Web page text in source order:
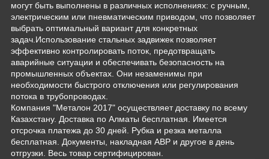
могут быть выполнены в различных исполнениях: с ручным,
электрическим или пневматическим приводом, что позволяет
выбрать оптимальный вариант для конкретных
задач.Использование стальных задвижек позволяет
эффективно контролировать поток, предотвращать
аварийные ситуации и обеспечивать безопасность на
промышленных объектах. Они незаменимы при
необходимости быстрого отключения или регулирования
потока в трубопроводах.
Компания "Металон 2017" осуществляет доставку по всему
Казахстану. Доставка по Алматы бесплатная. Имеется
отсрочка платежа до 30 дней. Рубка и резка металла
бесплатная. Документы, накладная АВР и другое в день
отгрузки. Весь товар сертифицирован.